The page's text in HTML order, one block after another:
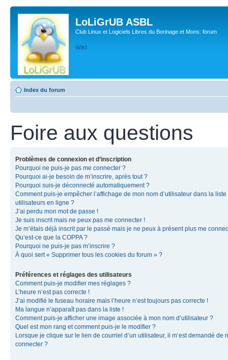
LoLiGrUB ASBL
Club Linux et Logiciels Libres du Borinage et Mons: forum
WIKI
Index du forum
Foire aux questions
Problèmes de connexion et d’inscription
Pourquoi ne puis-je pas me connecter ?
Pourquoi ai-je besoin de m’inscrire, après tout ?
Pourquoi suis-je déconnecté automatiquement ?
Comment puis-je empêcher l’affichage de mon nom d’utilisateur dans la liste
utilisateurs en ligne ?
J’ai perdu mon mot de passe !
Je suis inscrit mais ne peux pas me connecter !
Je m’étais déjà inscrit par le passé mais je ne peux à présent plus me
Qu’est-ce que la COPPA ?
Pourquoi ne puis-je pas m’inscrire ?
À quoi sert « Supprimer tous les cookies du forum » ?
Préférences et réglages des utilisateurs
Comment puis-je modifier mes réglages ?
L’heure n’est pas correcte !
J’ai modifié le fuseau horaire mais l’heure n’est toujours pas correcte !
Ma langue n’apparaît pas dans la liste !
Comment puis-je afficher une image associée à mon nom d’utilisateur ?
Quel est mon rang et comment puis-je le modifier ?
Lorsque je clique sur le lien de courriel d’un utilisateur, il m’est demandé de
connecter ?